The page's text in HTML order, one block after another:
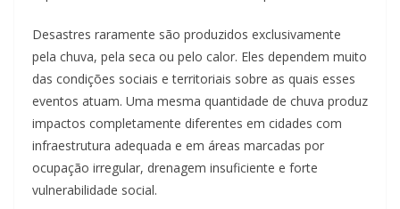
Desastres raramente são produzidos exclusivamente
pela chuva, pela seca ou pelo calor. Eles dependem muito
das condições sociais e territoriais sobre as quais esses
eventos atuam. Uma mesma quantidade de chuva produz
impactos completamente diferentes em cidades com
infraestrutura adequada e em áreas marcadas por
ocupação irregular, drenagem insuficiente e forte
vulnerabilidade social.